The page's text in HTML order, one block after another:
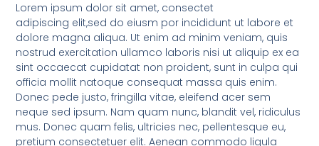
Lorem ipsum dolor sit amet, consectet
adipiscing elit,sed do eiusm por incididunt ut labore et
dolore magna aliqua. Ut enim ad minim veniam, quis
nostrud exercitation ullamco laboris nisi ut aliquip ex ea
sint occaecat cupidatat non proident, sunt in culpa qui
officia mollit natoque consequat massa quis enim.
Donec pede justo, fringilla vitae, eleifend acer sem
neque sed ipsum. Nam quam nunc, blandit vel, ridiculus
mus. Donec quam felis, ultricies nec, pellentesque eu,
pretium consectetuer elit. Aenean commodo ligula